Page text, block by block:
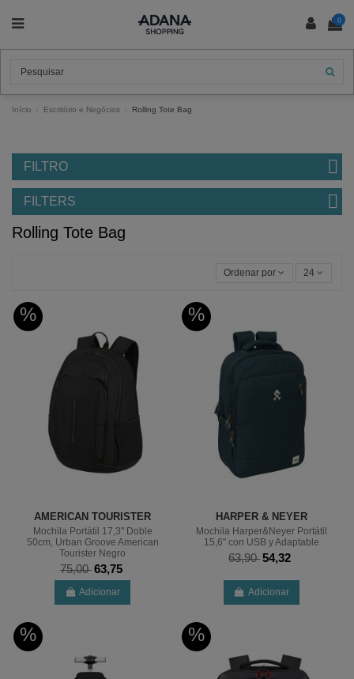
0
Início Escritório e Negócios Rolling Tote Bag
Rolling Tote Bag
Ordenar por 24
%
AMERICAN TOURISTER
Mochila Portátil 17,3" Doble
50cm, Urban Groove American
Tourister Negro
75,00 63,75
Adicionar
%
HARPER & NEYER
Mochila Harper&Neyer Portátil
15,6" con USB y Adaptable
63,90 54,32
Adicionar
% %
FILTRO
FILTERS